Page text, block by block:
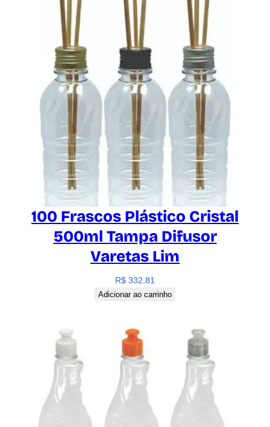
100 Frascos Plástico Cristal
500ml Tampa Difusor
Varetas Lim
R$ 332,81
Adicionar ao carrinho